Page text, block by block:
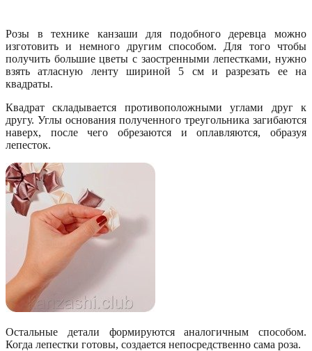
Розы в технике канзаши для подобного деревца можно
изготовить и немного другим способом. Для того чтобы
получить большие цветы с заостренными лепестками, нужно
взять атласную ленту шириной 5 см и разрезать ее на
квадраты.
Квадрат складывается противоположными углами друг к
другу. Углы основания полученного треугольника загибаются
наверх, после чего обрезаются и оплавляются, образуя
лепесток.
Остальные детали формируются аналогичным способом.
Когда лепестки готовы, создается непосредственно сама роза.